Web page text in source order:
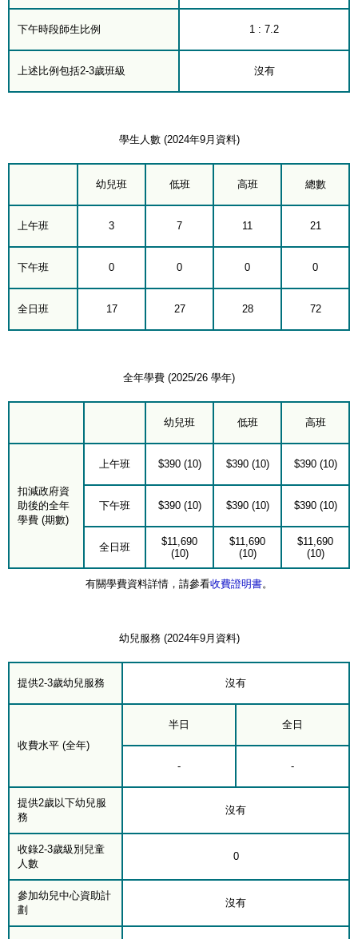
下午時段師生比例 1 : 7.2
上述比例包括2-3歲班級 沒有
學生人數 (2024年9月資料)
幼兒班 低班 高班 總數
上午班 3 7 11 21
下午班 0 0 0 0
全日班 17 27 28 72
全年學費 (2025/26 學年)
幼兒班 低班 高班
扣減政府資
助後的全年
學費 (期數)
上午班 $390 (10) $390 (10) $390 (10)
下午班 $390 (10) $390 (10) $390 (10)
全日班
$11,690
(10)
$11,690
(10)
$11,690
(10)
有關學費資料詳情，請參看收費證明書。
幼兒服務 (2024年9月資料)
提供2-3歲幼兒服務 沒有
收費水平 (全年)
半日 全日
- -
提供2歲以下幼兒服
務
沒有
收錄2-3歲級別兒童
人數
0
參加幼兒中心資助計
劃
沒有